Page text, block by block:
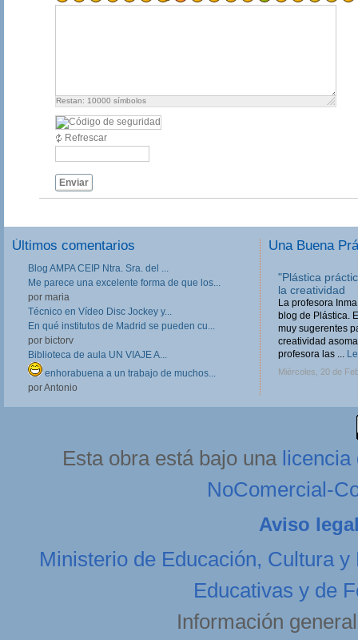
Restan: 10000 símbolos
Refrescar
Enviar
Últimos comentarios
Blog AMPA CEIP Ntra. Sra. del ...
Me parece una excelente forma de que los...
por maria
Técnico en Vídeo Disc Jockey y...
En qué institutos de Madrid se pueden cu...
por bictorv
Biblioteca de aula UN VIAJE A...
enhorabuena a un trabajo de muchos...
por Antonio
Una Buena
Reutilizar es
‘Reutilizar es
a la materia de
sobre todo, a los
pero cuenta con
Domingo, 24 de
Esta obra está bajo una licencia
NoComercial-
Aviso
Ministerio de Educación, Cultura y
Educativas y de
Información